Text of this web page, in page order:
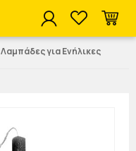
Λαμπάδες για Ενήλικες